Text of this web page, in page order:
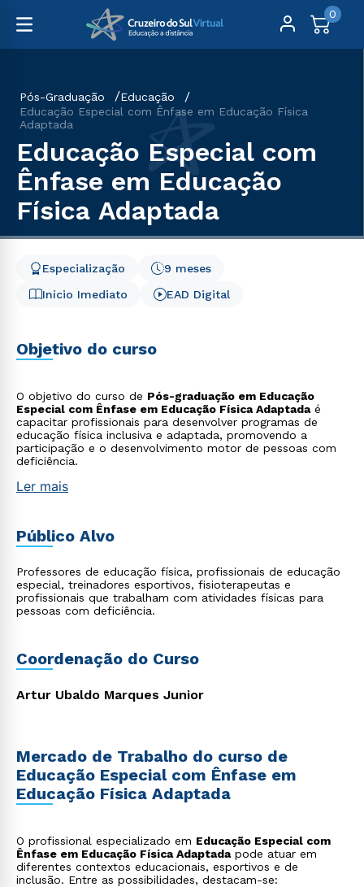
0
Pós-Graduação
Educação
Educação Especial com Ênfase em Educação Física
Adaptada
Educação Especial com
Ênfase em Educação
Física Adaptada
Início Imediato
9 meses
Especialização
EAD Digital
Objetivo do curso
O objetivo do curso de Pós-graduação em Educação
Especial com Ênfase em Educação Física Adaptadaé
capacitar profissionais para desenvolver programas de
educação física inclusiva e adaptada, promovendo a
participação e o desenvolvimento motor de pessoas com
deficiência.
Ler mais
Público Alvo
Professores de educação física, profissionais de educação
especial, treinadores esportivos, fisioterapeutas e
profissionais que trabalham com atividades físicas para
pessoas com deficiência.
Coordenação do Curso
Artur Ubaldo Marques Junior
Mercado de Trabalho do curso de
Educação Especial com Ênfase em
Educação Física Adaptada
O profissional especializado em Educação Especial com
Ênfase em Educação Física Adaptadapode atuar em
diferentes contextos educacionais, esportivos e de
inclusão. Entre as possibilidades, destacam-se: